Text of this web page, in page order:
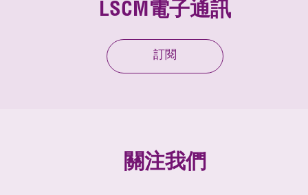
LSCM電子通訊
訂閱
關注我們